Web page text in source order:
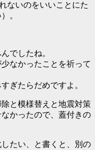
ないのをいいことにた
。
でしたね。
なかったことを祈って
ぎたらだめですよ。
と模様替えと地震対策
かったので、蓋付きの
たい、と書くと、別の